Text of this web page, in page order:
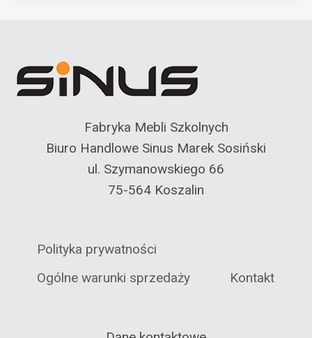
Fabryka Mebli Szkolnych
Biuro Handlowe Sinus Marek Sosiński
ul. Szymanowskiego 66
75-564 Koszalin
Polityka prywatności
Ogólne warunki sprzedaży
Kontakt